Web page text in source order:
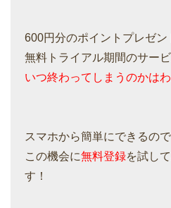
600円分のポイントプレゼン
無料トライアル期間のサー
いつ終わってしまうのかはわ
スマホから簡単にできるので
この機会に無料登録を試し
す！